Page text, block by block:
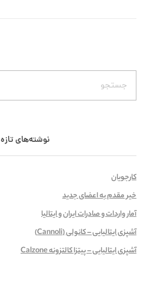
نوشته‌های تازه
کارجویان
خیر مقدم به اعضای جدید
آمار واردات و صادرات ایران و ایتالیا
آشپزی ایتالیایی – کانولی (Cannoli)
آشپزی ایتالیایی – پیتزا کالتزونه Calzone